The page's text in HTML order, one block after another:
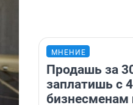
МНЕНИЕ
Продашь за
заплатишь с
бизнесменам